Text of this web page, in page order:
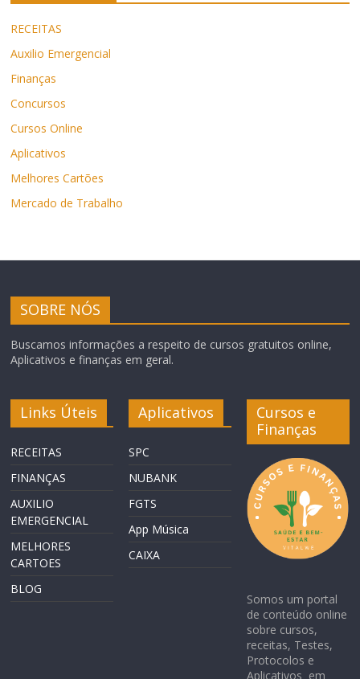
RECEITAS
Auxilio Emergencial
Finanças
Concursos
Cursos Online
Aplicativos
Melhores Cartões
Mercado de Trabalho
SOBRE NÓS
Buscamos informações a respeito de cursos gratuitos online,
Aplicativos e finanças em geral.
Links Úteis
RECEITAS
FINANÇAS
AUXILIO
EMERGENCIAL
MELHORES
CARTOES
BLOG
Aplicativos
SPC
NUBANK
FGTS
App Música
CAIXA
Cursos e
Finanças
Somos um portal
de conteúdo online
sobre cursos,
receitas, Testes,
Protocolos e
Aplicativos em